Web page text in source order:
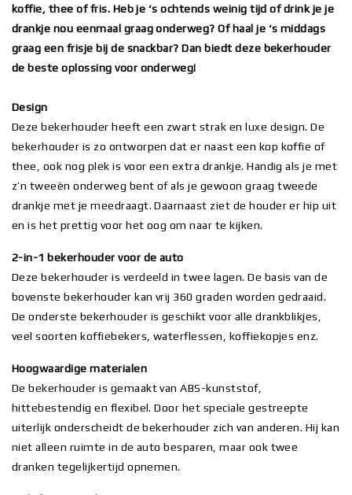
koffie, thee of fris. Heb je ‘s ochtends weinig tijd of drink je je
drankje nou eenmaal graag onderweg? Of haal je ‘s middags
graag een frisje bij de snackbar? Dan biedt deze bekerhouder
de beste oplossing voor onderweg!
Design
Deze bekerhouder heeft een zwart strak en luxe design. De
bekerhouder is zo ontworpen dat er naast een kop koffie of
thee, ook nog plek is voor een extra drankje. Handig als je met
z’n tweeën onderweg bent of als je gewoon graag tweede
drankje met je meedraagt. Daarnaast ziet de houder er hip uit
en is het prettig voor het oog om naar te kijken.
2-in-1 bekerhouder voor de auto
Deze bekerhouder is verdeeld in twee lagen. De basis van de
bovenste bekerhouder kan vrij 360 graden worden gedraaid.
De onderste bekerhouder is geschikt voor alle drankblikjes,
veel soorten koffiebekers, waterflessen, koffiekopjes enz.
Hoogwaardige materialen
De bekerhouder is gemaakt van ABS-kunststof,
hittebestendig en flexibel. Door het speciale gestreepte
uiterlijk onderscheidt de bekerhouder zich van anderen. Hij kan
niet alleen ruimte in de auto besparen, maar ook twee
dranken tegelijkertijd opnemen.